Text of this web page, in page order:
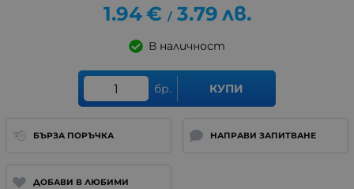
1.94€ / 3.79 лв.
В наличност
бр. КУПИ
БЪРЗА ПОРЪЧКА НАПРАВИ ЗАПИТВАНЕ
ДОБАВИ В ЛЮБИМИ